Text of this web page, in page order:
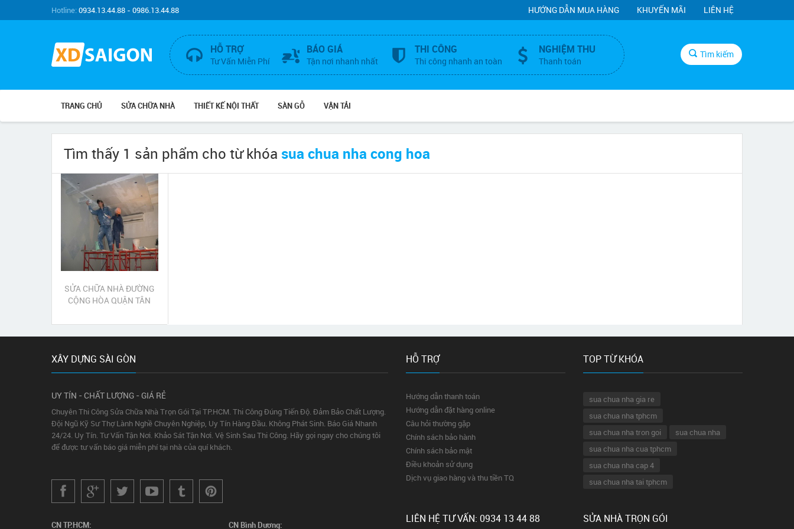
Hotline:0934.13.44.88 - 0986.13.44.88 HƯỚNG DẪN MUA HÀNG KHUYẾN MÃI LIÊN HỆ
HỖ TRỢ
Tư Vấn Miễn Phí
BÁO GIÁ
Tận nơi nhanh nhất
THI CÔNG
Thi công nhanh an toàn
NGHIỆM THU
Thanh toán
Tìm kiếm
TRANG CHỦ SỬA CHỮA NHÀ THIẾT KẾ NỘI THẤT SÀN GỖ VẬN TẢI
Tìm thấy 1 sản phẩm cho từ khóa sua chua nha cong hoa
SỬA CHỮA NHÀ ĐƯỜNG
CỘNG HÒA QUẬN TÂN
XÂY DỰNG SÀI GÒN
UY TÍN - CHẤT LƯỢNG - GIÁ RẺ
Chuyên Thi Công Sửa Chữa Nhà Trọn Gói Tại TP.HCM. Thi Công Đúng Tiến Độ. Đảm Bảo Chất Lượng.
Đội Ngũ Kỹ Sư Thợ Lành Nghề Chuyên Nghiệp, Uy Tín Hàng Đầu. Không Phát Sinh. Báo Giá Nhanh
24/24. Uy Tín. Tư Vấn Tận Nơi. Khảo Sát Tận Nơi. Vệ Sinh Sau Thi Công. Hãy gọi ngay cho chúng tôi
để được tư vấn báo giá miễn phí tại nhà của quí khách.
CN TP.HCM: CN Bình Dương:
HỖ TRỢ
Hướng dẫn thanh toán
Hướng dẫn đặt hàng online
Câu hỏi thường gặp
Chính sách bảo hành
Chính sách bảo mật
Điều khoản sử dụng
Dịch vụ giao hàng và thu tiền TQ
TOP TỪ KHÓA
sua chua nha gia re
sua chua nha tphcm
sua chua nha tron goi
sua chua nha
sua chua nha cua tphcm
sua chua nha cap 4
sua chua nha tai tphcm
LIÊN HỆ TƯ VẤN: 0934 13 44 88 SỬA NHÀ TRỌN GÓI